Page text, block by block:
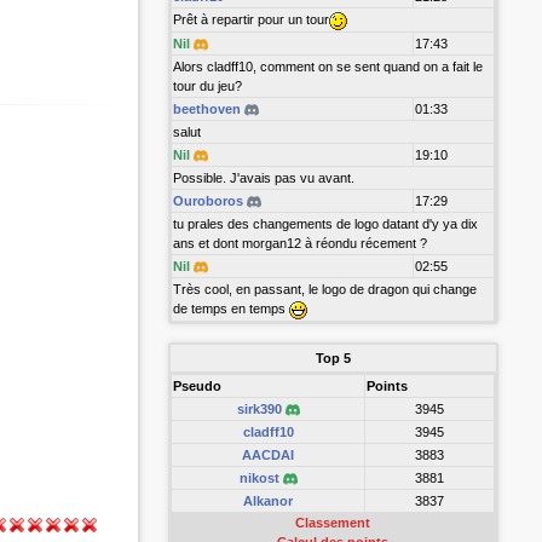
Prêt à repartir pour un tour
Nil
17:43
Alors cladff10, comment on se sent quand on a fait le
tour du jeu?
beethoven
01:33
salut
Nil
19:10
Possible. J'avais pas vu avant.
Ouroboros
17:29
tu prales des changements de logo datant d'y ya dix
ans et dont morgan12 à réondu récement ?
Nil
02:55
Très cool, en passant, le logo de dragon qui change
de temps en temps
Top 5
Pseudo
Points
sirk390
3945
cladff10
3945
AACDAI
3883
nikost
3881
Alkanor
3837
Classement